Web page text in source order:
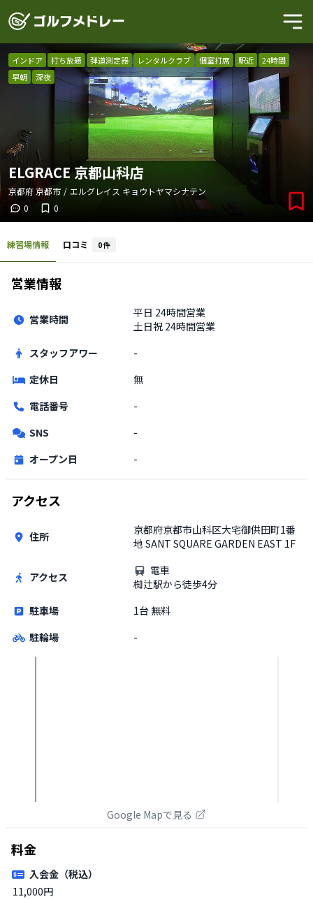
インドア 打ち放題 弾道測定器 レンタルクラブ 個室打席 駅近
24時間
早朝
深夜
ELGRACE 京都山科店
京都府京都市 / エルグレイス キョウトヤマシナテン
0
0
練習場情報 口コミ 0件
営業情報
営業時間 平日 24時間営業
土日祝 24時間営業
スタッフアワー
-
定休日
無
電話番号
-
SNS
-
オープン日
-
アクセス
住所
京都府京都市山科区大宅御供田町1番
地 SANT SQUARE GARDEN EAST 1F
アクセス
電車
椥辻駅から徒歩4分
駐車場
1台 無料
駐輪場
-
Google Mapで見る
料金
入会金（税込）
11,000円